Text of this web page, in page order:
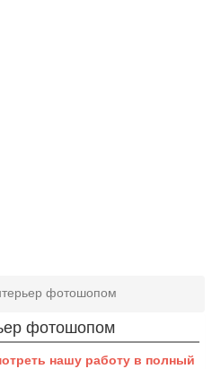
фотошопом
фотошопом
нашу работу в полный